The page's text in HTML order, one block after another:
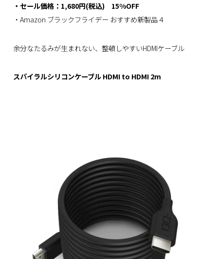
・セール価格：1,680円(税込) 15%OFF
・Amazon ブラックフライデー おすすめ新製品４
余分なたるみが生まれない、整頓しやすいHDMIケーブル
スパイラルシリコンケーブル HDMI to HDMI 2m